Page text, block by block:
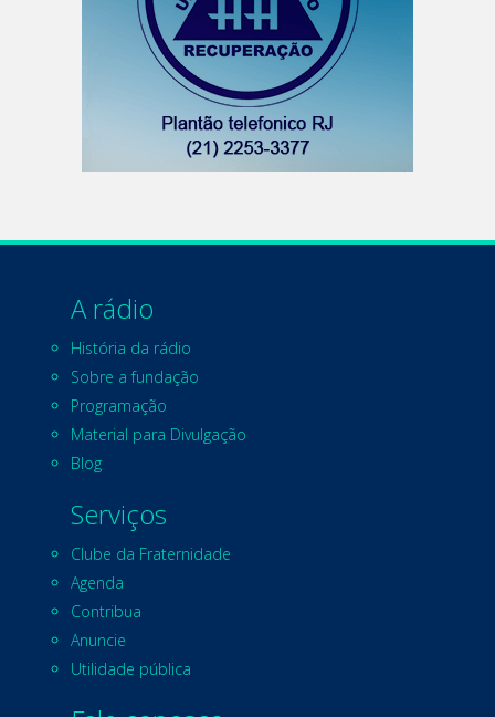
A rádio
História da rádio
Sobre a fundação
Programação
Material para Divulgação
Blog
Serviços
Clube da Fraternidade
Agenda
Contribua
Anuncie
Utilidade pública